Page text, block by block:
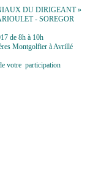
DU DIRIGEANT »
- SOREGOR
de 8h à 10h
Montgolfier à Avrillé
votre participation